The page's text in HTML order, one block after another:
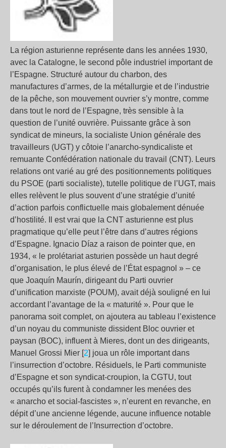
La région asturienne représente dans les années 1930,
avec la Catalogne, le second pôle industriel important de
l’Espagne. Structuré autour du charbon, des
manufactures d’armes, de la métallurgie et de l’industrie
de la pêche, son mouvement ouvrier s’y montre, comme
dans tout le nord de l’Espagne, très sensible à la
question de l’unité ouvrière. Puissante grâce à son
syndicat de mineurs, la socialiste Union générale des
travailleurs (UGT) y côtoie l’anarcho-syndicaliste et
remuante Confédération nationale du travail (CNT). Leurs
relations ont varié au gré des positionnements politiques
du PSOE (parti socialiste), tutelle politique de l’UGT, mais
elles relèvent le plus souvent d’une stratégie d’unité
d’action parfois conflictuelle mais globalement dénuée
d’hostilité. Il est vrai que la CNT asturienne est plus
pragmatique qu’elle peut l’être dans d’autres régions
d’Espagne. Ignacio Díaz a raison de pointer que, en
1934, « le prolétariat asturien possède un haut degré
d’organisation, le plus élevé de l’État espagnol » – ce
que Joaquín Maurín, dirigeant du Parti ouvrier
d’unification marxiste (POUM), avait déjà souligné en lui
accordant l’avantage de la « maturité ». Pour que le
panorama soit complet, on ajoutera au tableau l’existence
d’un noyau du communiste dissident Bloc ouvrier et
paysan (BOC), influent à Mieres, dont un des dirigeants,
Manuel Grossi Mier [2] joua un rôle important dans
l’insurrection d’octobre. Résiduels, le Parti communiste
d’Espagne et son syndicat-croupion, la CGTU, tout
occupés qu’ils furent à condamner les menées des
« anarcho et social-fascistes », n’eurent en revanche, en
dépit d’une ancienne légende, aucune influence notable
sur le déroulement de l’Insurrection d’octobre.